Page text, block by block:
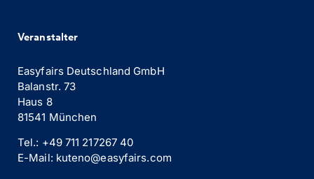
Veranstalter
Easyfairs Deutschland GmbH
Balanstr. 73
Haus 8
81541 München
Tel.: +49 711 217267 40
E-Mail: kuteno@easyfairs.com